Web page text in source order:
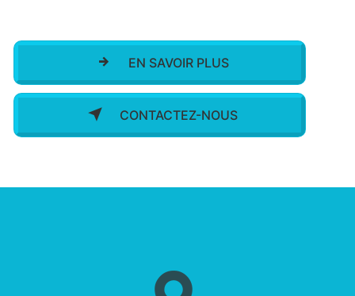
EN SAVOIR PLUS
CONTACTEZ-NOUS